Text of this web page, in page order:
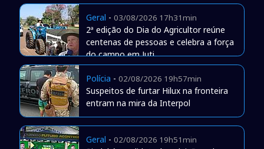
Geral - 03/08/2026 17h31min
2ª edição do Dia do Agricultor reúne
centenas de pessoas e celebra a força
do campo em Juti
Polícia - 02/08/2026 19h57min
Suspeitos de furtar Hilux na fronteira
entram na mira da Interpol
Geral - 02/08/2026 19h51min